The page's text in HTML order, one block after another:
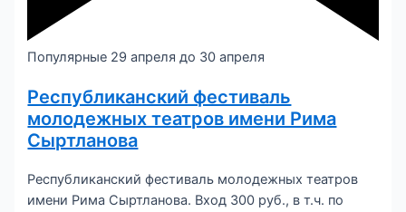
Популярные 29 апреля до 30 апреля
Республиканский фестиваль
молодежных театров имени Рима
Сыртланова
Республиканский фестиваль молодежных театров
имени Рима Сыртланова. Вход 300 руб., в т.ч. по